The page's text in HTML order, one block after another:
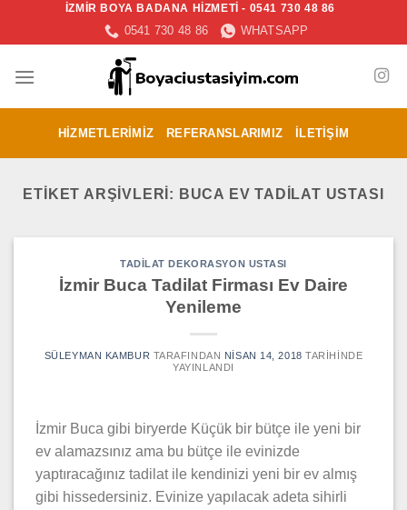
İZMİR BOYA BADANA HİZMETİ - 0541 730 48 86
0541 730 48 86 WHATSAPP
HIZMETLERIMIZ REFERANSLARIMIZ İLETIŞIM
ETIKET ARŞIVLERI: BUCA EV TADILAT USTASI
TADILAT DEKORASYON USTASI
İzmir Buca Tadilat Firması Ev Daire
Yenileme
SÜLEYMAN KAMBUR TARAFINDAN NISAN 14, 2018 TARIHINDE
YAYINLANDI
İzmir Buca gibi biryerde Küçük bir bütçe ile yeni bir
ev alamazsınız ama bu bütçe ile evinizde
yaptıracağınız tadilat ile kendinizi yeni bir ev almış
gibi hissedersiniz. Evinize yapılacak adeta sihirli